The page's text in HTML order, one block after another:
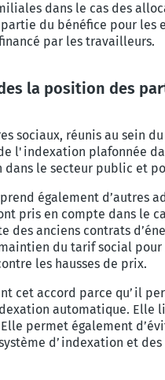
dans le cas des
du bénéfice pour
par les travailleurs.
la position des
sociaux, réunis au sein
l'indexation plafonnée
dans le secteur public et
également
pris en compte dans le
des anciens contrats
du tarif social pour
les hausses de prix.
cet accord parce qu’il
automatique. Elle
permet également
d’indexation et des